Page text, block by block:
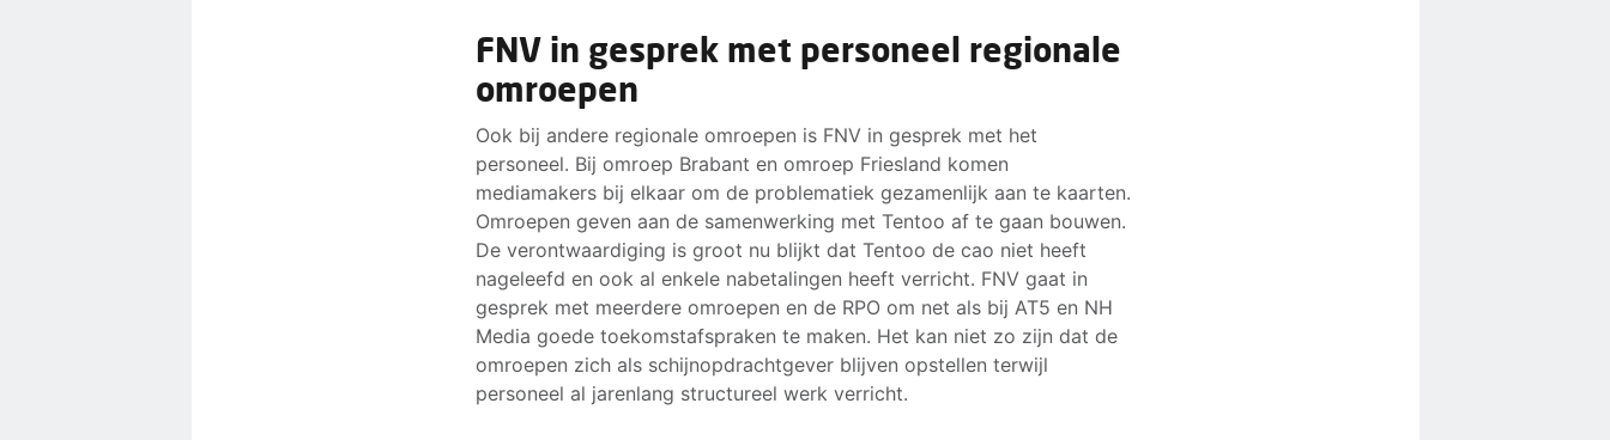
FNV in gesprek met personeel regionale
omroepen
Ook bij andere regionale omroepen is FNV in gesprek met het
personeel. Bij omroep Brabant en omroep Friesland komen
mediamakers bij elkaar om de problematiek gezamenlijk aan te kaarten.
Omroepen geven aan de samenwerking met Tentoo af te gaan bouwen.
De verontwaardiging is groot nu blijkt dat Tentoo de cao niet heeft
nageleefd en ook al enkele nabetalingen heeft verricht. FNV gaat in
gesprek met meerdere omroepen en de RPO om net als bij AT5 en NH
Media goede toekomstafspraken te maken. Het kan niet zo zijn dat de
omroepen zich als schijnopdrachtgever blijven opstellen terwijl
personeel al jarenlang structureel werk verricht.